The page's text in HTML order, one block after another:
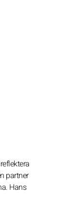
partner
Hans